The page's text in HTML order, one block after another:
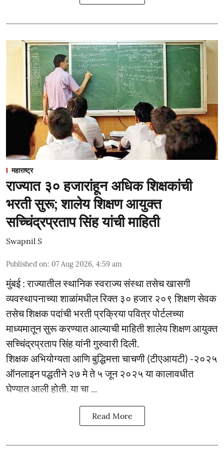
महाराष्ट्र
राज्यात ३० हजारांहून अधिक शिक्षकांची
भरती सुरू; शालेय शिक्षण आयुक्त
सच्चिंद्रप्रताप सिंह यांची माहिती
Swapnil S
Published on: 07 Aug 2026, 4:59 am
मुंबई : राज्यातील स्थानिक स्वराज्य संस्था तसेच खासगी
व्यवस्थापनाच्या शाळांमधील रिक्त ३० हजार २०९ शिक्षण सेवक
तसेच शिक्षक पदांची भरती प्रक्रिया पवित्र पोर्टलच्या
माध्यमातून सुरू करण्यात आल्याची माहिती शालेय शिक्षण आयुक्त
सच्चिंद्रप्रताप सिंह यांनी गुरुवारी दिली.
शिक्षक अभियोग्यता आणि बुद्धिमत्ता चाचणी (टीएआयटी) -२०२५
ऑनलाइन पद्धतीने २७ मे ते ५ जून २०२५ या कालावधीत
घेण्यात आली होती. या चा ...
Read More